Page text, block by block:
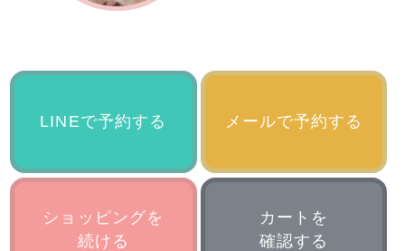
LINEで予約する メールで予約する
ショッピングを
続ける
カートを
確認する